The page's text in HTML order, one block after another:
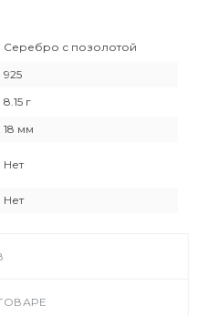
Серебро с позолотой
925
8.15 г
18 мм
Нет
Нет